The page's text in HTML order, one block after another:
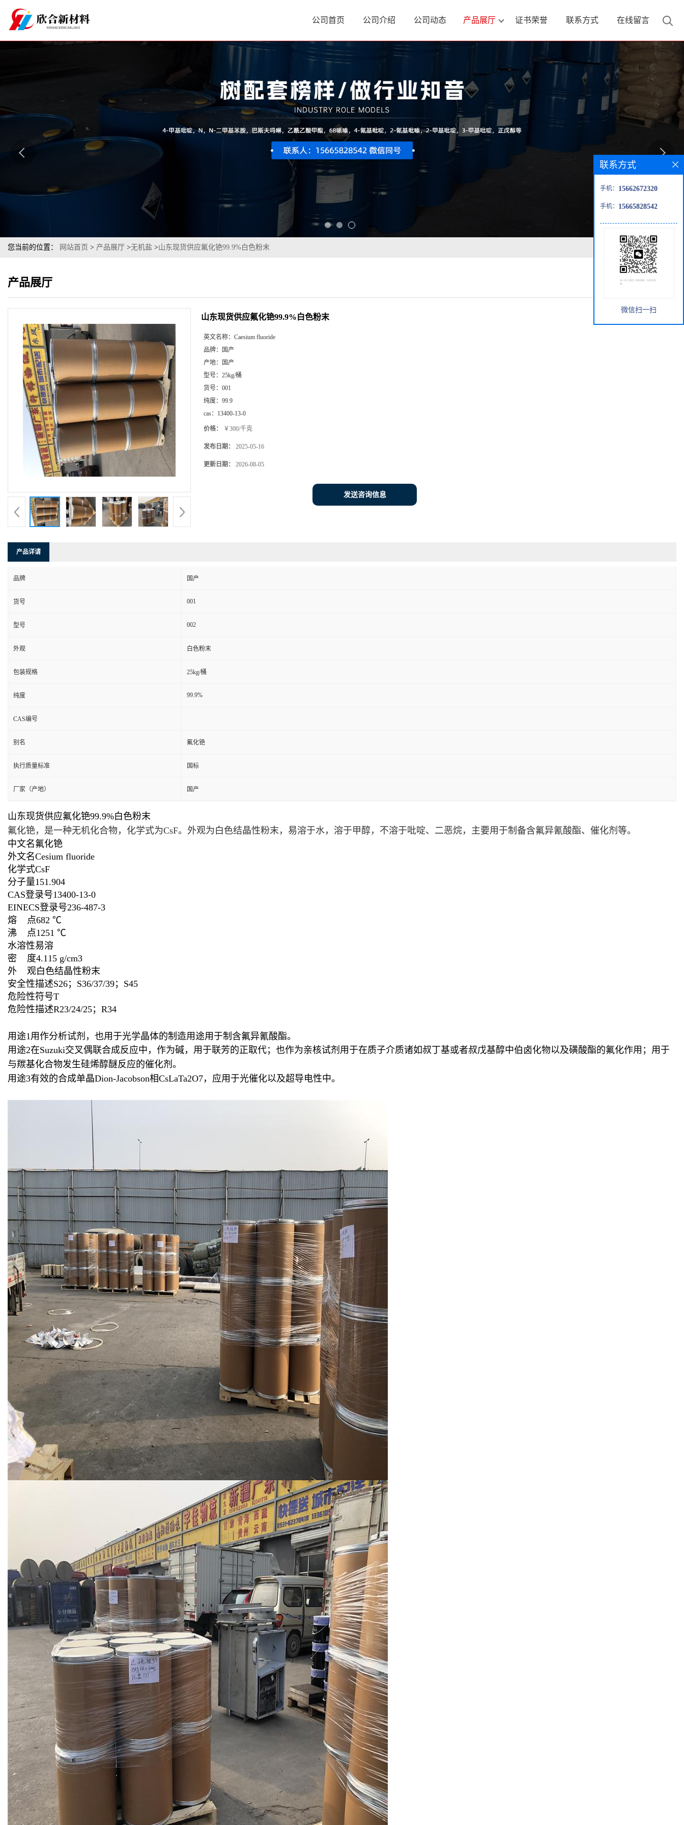
公司首页 公司介绍 公司动态 产品展厅 证书荣誉 联系方式 在线留言
您当前的位置： 网站首页 > 产品展厅 >无机盐 >山东现货供应氟化铯99.9%白色粉末
产品展厅
山东现货供应氟化铯99.9%白色粉末
英文名称： Caesium fluoride
品牌：
国产
产地：
国产
型号： 25kg/桶
货号： 001
纯度： 99.9
cas： 13400-13-0
价格： ￥300/千克
发布日期： 2025-05-16
更新日期： 2026-08-05
发送咨询信息
产品详请
品牌 国产
货号 001
型号 002
外观 白色粉末
包装规格 25kg/桶
纯度 99.9%
CAS编号
别名 氟化铯
执行质量标准 国标
厂家（产地） 国产
山东现货供应氟化铯99.9%白色粉末
氟化铯，是一种无机化合物 ，化学式为CsF。外观为白色结晶性粉末，易溶于水，溶于甲醇，不溶于吡啶、 二恶烷，主要用于制备含氟异氰酸酯、催化剂等。
中文名氟化铯
外文名Cesium fluoride
化学式CsF
分子量151.904
CAS登录号13400-13-0
EINECS登录号236-487-3
熔 点682 ℃
沸 点1251 ℃
水溶性易溶
密 度4.115 g/cm3
外 观白色结晶性粉末
安全性描述S26；S36/37/39；S45
危险性符号T
危险性描述R23/24/25；R34
用途1用作分析试剂，也用于光学晶体的制造用途用于制含氟异氰酸酯。
用途2在Suzuki交叉偶联合成反应中，作为碱，用于联芳的正取代；也作为亲核试剂用于在质子介质诸如叔丁基或者叔戊基醇中伯卤化物以及磺酸酯的氟化作用；用于
与羰基化合物发生硅烯醇醚反应的催化剂。
用途3有效的合成单晶Dion-Jacobson相CsLaTa2O7，应用于光催化以及超导电性中。
联系方式
手机： 15662672320
手机： 15665828542
微信扫一扫